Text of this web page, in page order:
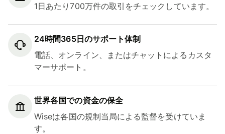
1日あたり700万件の取引をチェックしています。
24時間365日のサポート体制
電話、オンライン、またはチャットによるカスタ
マーサポート。
世界各国での資金の保全
Wiseは各国の規制当局による監督を受けていま
す。